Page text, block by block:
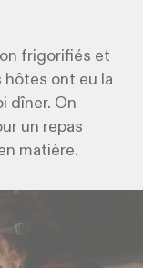
frigorifiés et
hôtes ont eu la
dîner. On
un repas
matière.